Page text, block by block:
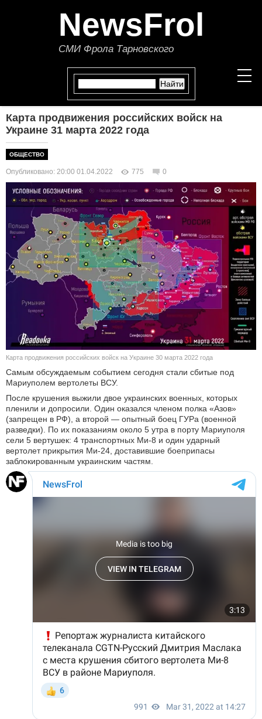
NewsFrol
СМИ Фрола Тарновского
НОВОСТИ
ПОЛИТИКА
ЭКОНОМИКА
В МИРЕ
ОБЩЕСТВО
КУЛЬТУРА
НАУКА
СПОРТ
ЭГОИЗМ
БЛОГ
Карта продвижения российских войск на
Украине 31 марта 2022 года
ОБЩЕСТВО
Опубликовано: 20:00 01.04.2022 775 0
Карта продвижения российских войск на Украине 30 марта 2022 года
Самым обсуждаемым событием сегодня стали сбитые под
Мариуполем вертолеты ВСУ.
После крушения выжили двое украинских военных, которых
пленили и допросили. Один оказался членом полка «Азов»
(запрещен в РФ), а второй — опытный боец ГУРа (военной
разведки). По их показаниям около 5 утра в порту Мариуполя
сели 5 вертушек: 4 транспортных Ми-8 и один ударный
вертолет прикрытия Ми-24, доставившие боеприпасы
заблокированным украинским частям.